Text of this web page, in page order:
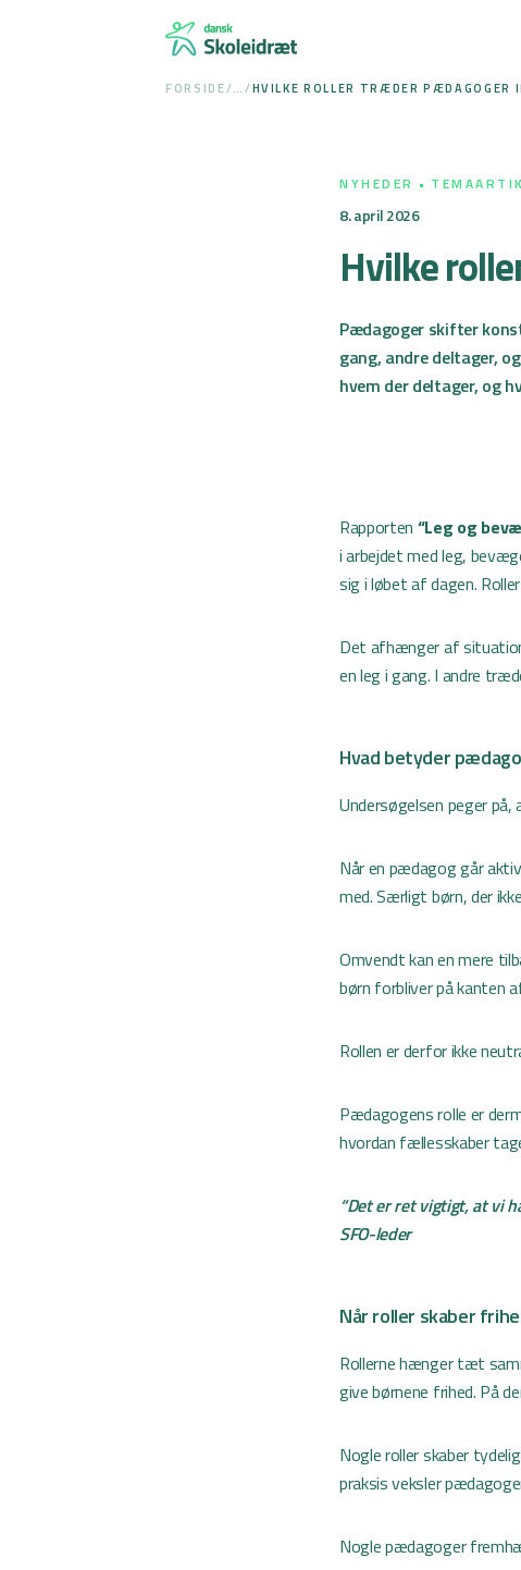
FORSIDE/…/HVILKE ROLLER TRÆDER PÆDAGOGER
NYHEDER
8. april 2026
Hvilke
Pædagoger skifter
gang, andre deltager,
hvem der deltager, og
Rapporten “Leg og
i arbejdet med leg,
sig i løbet af dagen.
Det afhænger af
en leg i gang. I andre
Hvad betyder
Undersøgelsen peger
Når en pædagog går
med. Særligt børn, der
Omvendt kan en mere
børn forbliver på kanten
Rollen er derfor ikke
Pædagogens rolle er
hvordan fællesskaber
“Det er ret vigtigt, at vi
SFO-leder
Når roller skaber
Rollerne hænger tæt
give børnene frihed. På
Nogle roller skaber
praksis veksler
Nogle pædagoger